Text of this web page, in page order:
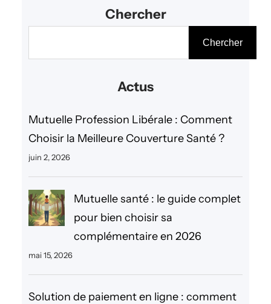
Chercher
c
h
r
Chercher
Actus
Mutuelle Profession Libérale : Comment
Choisir la Meilleure Couverture Santé ?
juin 2, 2026
Mutuelle santé : le guide complet
pour bien choisir sa
complémentaire en 2026
mai 15, 2026
Solution de paiement en ligne : comment